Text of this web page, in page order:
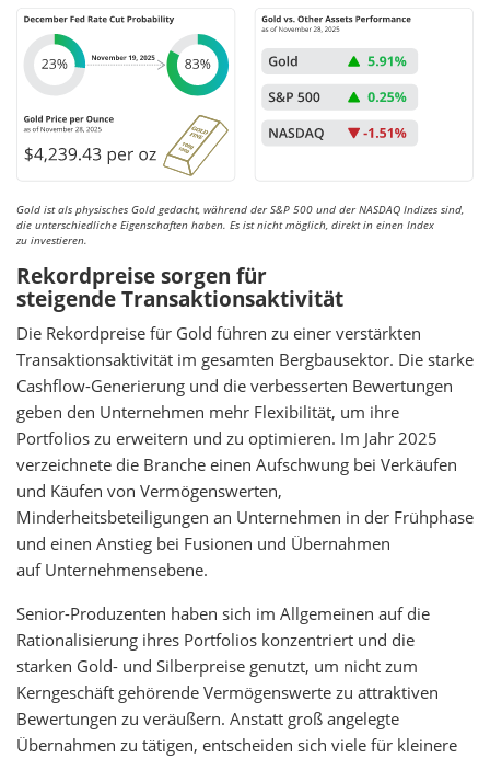
Gold ist als physisches Gold gedacht, während der S&P 500 und der NASDAQ Indizes sind,
die unterschiedliche Eigenschaften haben. Es ist nicht möglich, direkt in einen Index
zu investieren.
Rekordpreise sorgen für
steigende Transaktionsaktivität
Die Rekordpreise für Gold führen zu einer verstärkten
Transaktionsaktivität im gesamten Bergbausektor. Die starke
Cashflow-Generierung und die verbesserten Bewertungen
geben den Unternehmen mehr Flexibilität, um ihre
Portfolios zu erweitern und zu optimieren. Im Jahr 2025
verzeichnete die Branche einen Aufschwung bei Verkäufen
und Käufen von Vermögenswerten,
Minderheitsbeteiligungen an Unternehmen in der Frühphase
und einen Anstieg bei Fusionen und Übernahmen
auf Unternehmensebene.
Senior-Produzenten haben sich im Allgemeinen auf die
Rationalisierung ihres Portfolios konzentriert und die
starken Gold- und Silberpreise genutzt, um nicht zum
Kerngeschäft gehörende Vermögenswerte zu attraktiven
Bewertungen zu veräußern. Anstatt groß angelegte
Übernahmen zu tätigen, entscheiden sich viele für kleinere